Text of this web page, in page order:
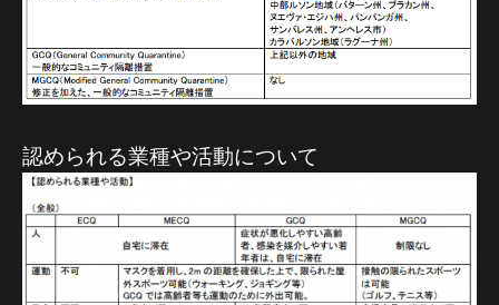
認められる業種や活動について